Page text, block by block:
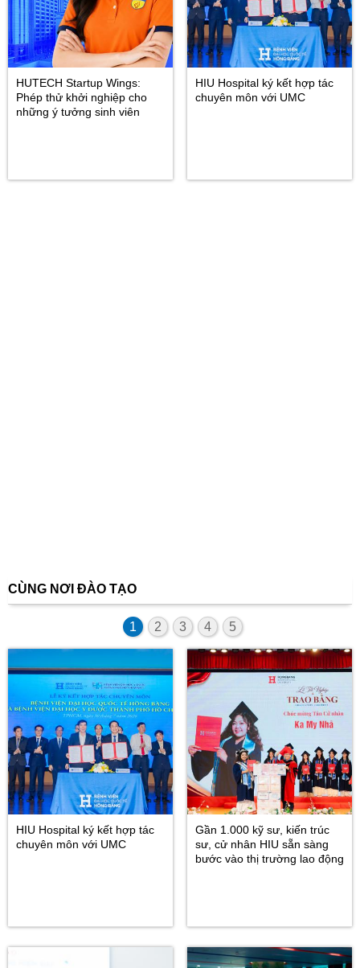
HUTECH Startup Wings:
Phép thử khởi nghiệp cho
những ý tưởng sinh viên
HIU Hospital ký kết hợp tác
chuyên môn với UMC
CÙNG NƠI ĐÀO TẠO
1 2 3 4 5
HIU Hospital ký kết hợp tác
chuyên môn với UMC
Gần 1.000 kỹ sư, kiến trúc
sư, cử nhân HIU sẵn sàng
bước vào thị trường lao động